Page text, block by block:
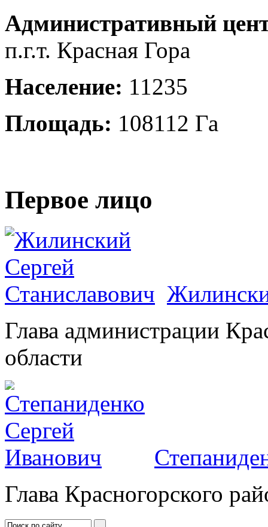
Административный
п.г.т. Красная Гора
Население: 11235
Площадь: 108112 Га
Первое лицо
Глава администрации
области
Глава Красногорского